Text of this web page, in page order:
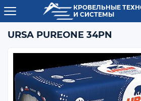
КРОВЕЛЬНЫЕ
И СИСТЕМЫ
URSA PUREONE 34PN